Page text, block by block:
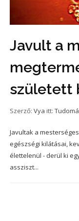
Javult a
született
Szerző: Vya itt:
Javultak a
egészségi kilátásai,
élettelenül - derül ki
assziszt...